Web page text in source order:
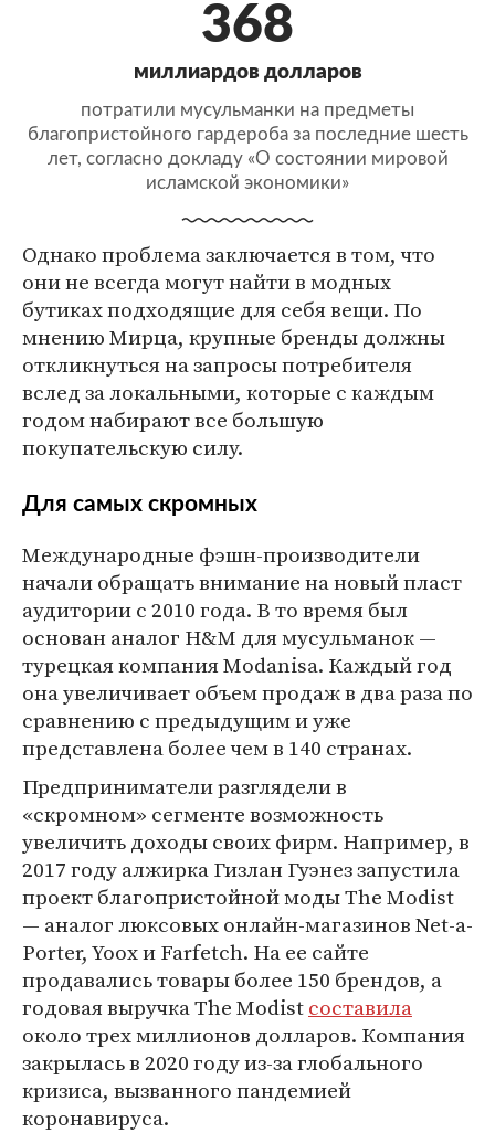
368
миллиардов долларов
потратили мусульманки на предметы
благопристойного гардероба за последние шесть
лет, согласно докладу «О состоянии мировой
исламской экономики»
Однако проблема заключается в том, что
они не всегда могут найти в модных
бутиках подходящие для себя вещи. По
мнению Мирца, крупные бренды должны
откликнуться на запросы потребителя
вслед за локальными, которые с каждым
годом набирают все большую
покупательскую силу.
Для самых скромных
Международные фэшн-производители
начали обращать внимание на новый пласт
аудитории с 2010 года. В то время был
основан аналог H&M для мусульманок —
турецкая компания Modanisa. Каждый год
она увеличивает объем продаж в два раза по
сравнению с предыдущим и уже
представлена более чем в 140 странах.
Предприниматели разглядели в
«скромном» сегменте возможность
увеличить доходы своих фирм. Например, в
2017 году алжирка Гизлан Гуэнез запустила
проект благопристойной моды The Modist
— аналог люксовых онлайн-магазинов Net-a-
Porter, Yoox и Farfetch. На ее сайте
продавались товары более 150 брендов, а
годовая выручка The Modistсоставила
около трех миллионов долларов. Компания
закрылась в 2020 году из-за глобального
кризиса, вызванного пандемией
коронавируса.